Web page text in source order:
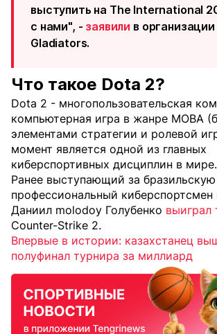
выступить на The International
с нами", - заявили в
Gladiators.
Что такое Dota 2?
Dota 2 - многопользовательская
компьютерная игра в жанре MOBA
элементами стратегии и ролевой
момент является одной из главных
киберспортивных дисциплин в мире.
Ранее выступающий за
профессиональный киберспортсмен
Даниил molodoy Голубенко выиграл
Counter-Strike 2.
Впервые в истории: казахстанец
полуфинал турнира за миллиард